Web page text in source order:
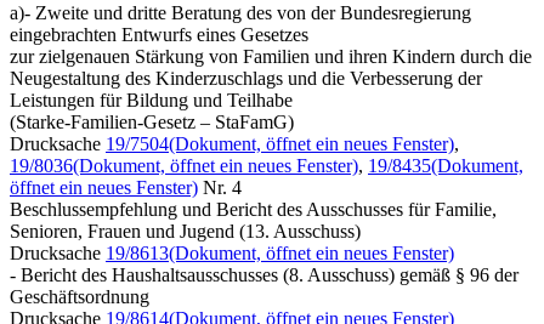
a)- Zweite und dritte Beratung des von der Bundesregierung
eingebrachten Entwurfs eines Gesetzes
zur zielgenauen Stärkung von Familien und ihren Kindern durch die
Neugestaltung des Kinderzuschlags und die Verbesserung der
Leistungen für Bildung und Teilhabe
(Starke-Familien-Gesetz – StaFamG)
Drucksache 19/7504(Dokument, öffnet ein neues Fenster),
19/8036(Dokument, öffnet ein neues Fenster), 19/8435(Dokument,
öffnet ein neues Fenster) Nr. 4
Beschlussempfehlung und Bericht des Ausschusses für Familie,
Senioren, Frauen und Jugend (13. Ausschuss)
Drucksache 19/8613(Dokument, öffnet ein neues Fenster)
- Bericht des Haushaltsausschusses (8. Ausschuss) gemäß § 96 der
Geschäftsordnung
Drucksache 19/8614(Dokument, öffnet ein neues Fenster)